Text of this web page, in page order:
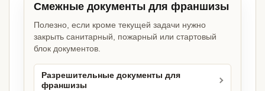
Смежные документы для франшизы
Полезно, если кроме текущей задачи нужно
закрыть санитарный, пожарный или стартовый
блок документов.
Разрешительные документы для
франшизы